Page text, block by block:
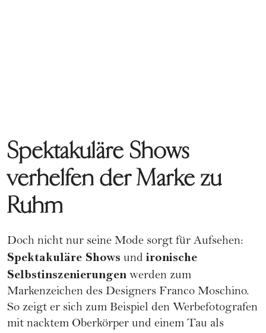
Spektakuläre Shows
verhelfen der Marke zu
Ruhm
Doch nicht nur seine Mode sorgt für Aufsehen:
Spektakuläre Shows und ironische
Selbstinszenierungen werden zum
Markenzeichen des Designers Franco Moschino.
So zeigt er sich zum Beispiel den Werbefotografen
mit nacktem Oberkörper und einem Tau als